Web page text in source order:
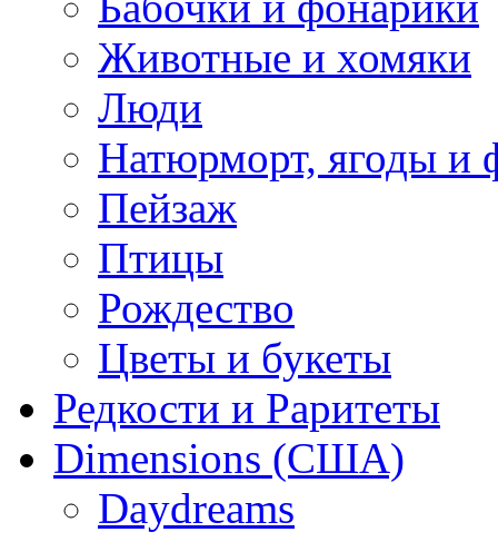
Животные и хомяки
Люди
Натюрморт, ягоды и
Пейзаж
Птицы
Рождество
Цветы и букеты
Редкости и Раритеты
Dimensions (США)
Daydreams